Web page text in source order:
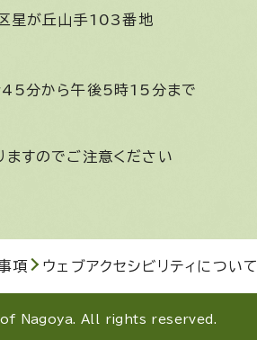
星が丘山手103番地
分から午後5時15分まで
すのでご注意ください
項 ウェブアクセシビリティについて
Nagoya. All rights reserved.